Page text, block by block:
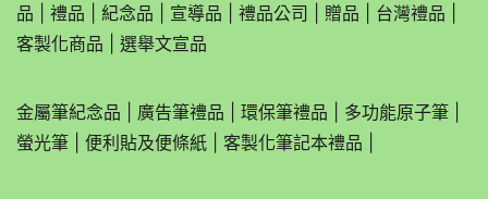
品
禮品 紀念品 宣導品 禮品公司 贈品 台灣禮品
客製化商品
選舉文宣品
金屬筆紀念品 廣告筆禮品 環保筆禮品 多功能原子筆
螢光筆
便利貼及便條紙 客製化筆記本禮品